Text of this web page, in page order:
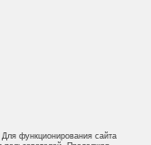
Для функционирования сайта